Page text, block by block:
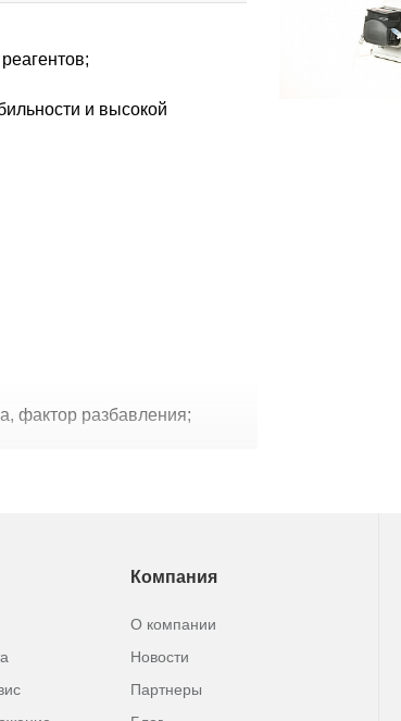
и высокой
фактор разбавления;
Компания
О компании
Новости
Партнеры